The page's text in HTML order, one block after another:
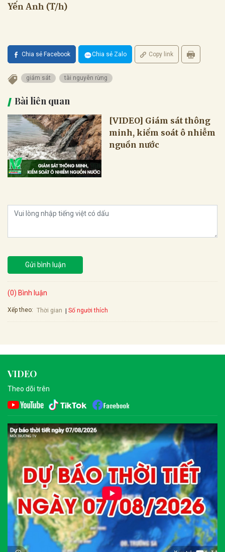
Yến Anh (T/h)
Chia sẻ Facebook Chia sẻ Zalo Copy link
giám sát tài nguyên rừng
Bài liên quan
[VIDEO] Giám sát thông
minh, kiểm soát ô nhiễm
nguồn nước
Gửi bình luận
(0) Bình luận
Xếp theo: Thời gian Số người thích
VIDEO
Theo dõi trên